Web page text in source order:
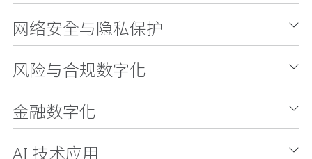
网络安全与隐私保护
风险与合规数字化
金融数字化
AI 技术应用